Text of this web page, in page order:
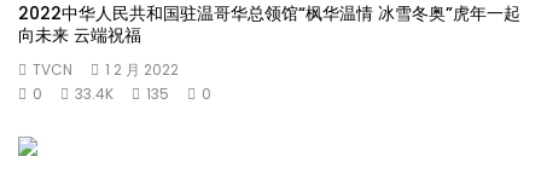
2022中华人民共和国驻温哥华总领馆“枫华温情 冰雪冬奥”虎年一起
向未来 云端祝福
TVCN
1 2 月 2022
0
33.4K 135 0